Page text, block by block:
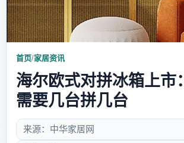
家装攻略 创意家居
首页/家居资讯
海尔欧式对拼冰箱上市：
需要几台拼几台
来源：中华家居网